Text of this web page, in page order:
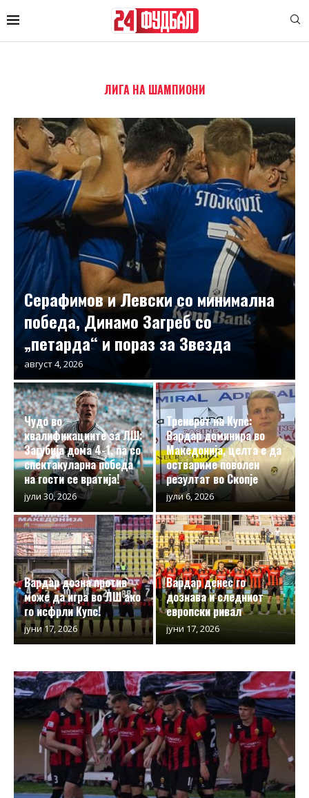
ЛИГА НА ШАМПИОНИ
Серафимов и Левски со минимална
победа, Динамо Загреб со
„петарда“ и пораз за Звезда
август 4, 2026
Чудо во
квалификациите за ЛШ:
Загубија дома 4-1, па со
спектакуларна победа
на гости се вратија!
јули 30, 2026
Тренерот на Купс:
Вардар доминира во
Македонија, целта е да
оствариме поволен
резултат во Скопје
јули 6, 2026
Вардар дозна против
може да игра во ЛШ ако
го исфрли Купс!
јуни 17, 2026
Вардар денес го
дознава и следниот
европски ривал
јуни 17, 2026